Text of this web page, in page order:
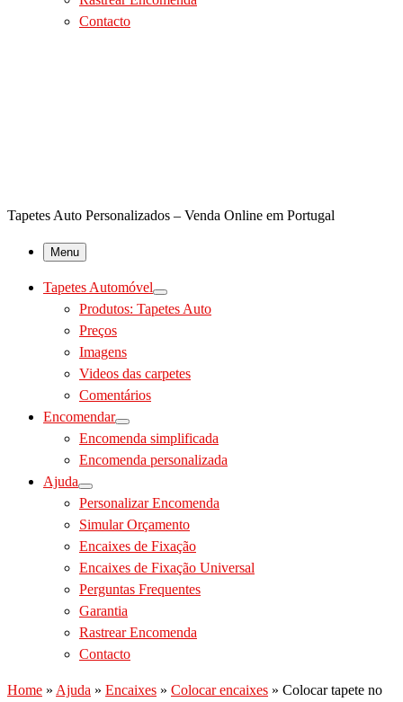
Contacto
Tapetes Auto Personalizados – Venda Online em Portugal
Menu
Tapetes Automóvel
Produtos: Tapetes Auto
Preços
Imagens
Videos das carpetes
Comentários
Encomendar
Encomenda simplificada
Encomenda personalizada
Ajuda
Personalizar Encomenda
Simular Orçamento
Encaixes de Fixação
Encaixes de Fixação Universal
Perguntas Frequentes
Garantia
Rastrear Encomenda
Contacto
Home » Ajuda » Encaixes » Colocar encaixes » Colocar tapete no